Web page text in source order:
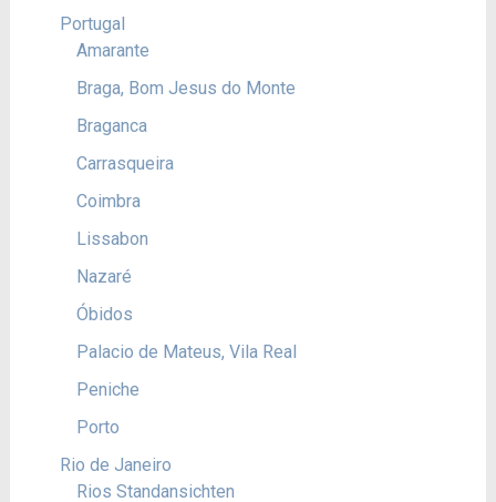
Portugal
Amarante
Braga, Bom Jesus do Monte
Braganca
Carrasqueira
Coimbra
Lissabon
Nazaré
Óbidos
Palacio de Mateus, Vila Real
Peniche
Porto
Rio de Janeiro
Rios Standansichten